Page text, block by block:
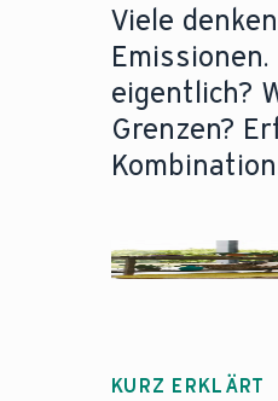
Viele
eigentlich?
Grenzen?
KURZ ERKLÄRT